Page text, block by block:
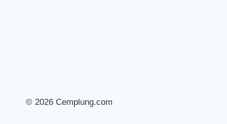
© 2026 Cemplung.com